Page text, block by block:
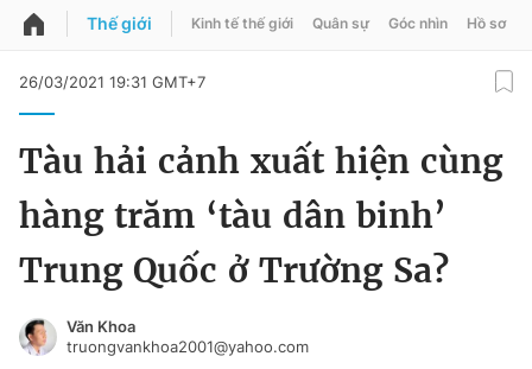
QUẢNG CÁO
Chào ngày mới
Đổi mật khẩu
Tin đã lưu
Tin đã xem
Đăng xuất
Thế giới Kinh tế thế giới Quân sự Góc nhìn Hồ sơ
26/03/2021 19:31 GMT+7
Tàu hải cảnh xuất hiện cùng
hàng trăm ‘tàu dân binh’
Trung Quốc ở Trường Sa?
Văn Khoa
truongvankhoa2001@yahoo.com